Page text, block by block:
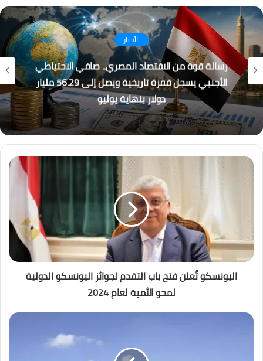
كُتاب
القطار الكهربائي السريع… بين الجدل والفرصة
اليونسكو تُعلن فتح باب التقدم لجوائز اليونسكو الدولية
لمحو الأمية لعام 2024